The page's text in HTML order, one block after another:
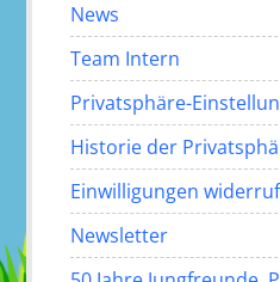
News
Team Intern
Privatsphäre-
Historie der
Einwilligungen
Newsletter